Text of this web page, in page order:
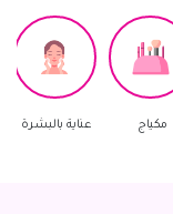
عناية بالبشرة العناية